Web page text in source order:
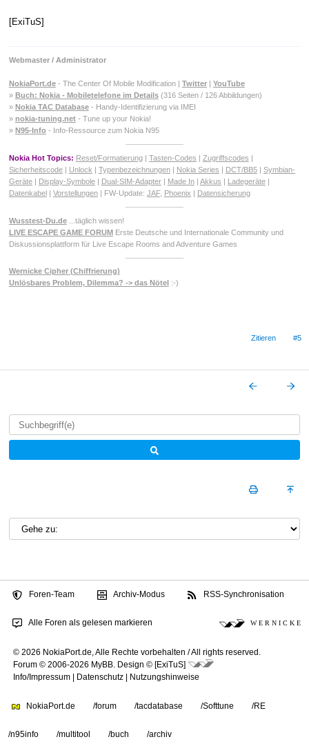
[ExiTuS]
Webmaster / Administrator
NokiaPort.de- The Center Of Mobile Modification | Twitter| YouTube
» Buch: Nokia - Mobiletelefone im Details(316 Seiten / 126 Abbildungen)
» Nokia TAC Database- Handy-Identifizierung via IMEI
» nokia-tuning.net- Tune up your Nokia!
» N95-Info - Info-Ressource zum Nokia N95
Nokia Hot Topics: Reset/Formatierung| Tasten-Codes | Zugriffscodes |
Sicherheitscode| Unlock | Typenbezeichnungen| Nokia Series | DCT/BB5| Symbian-
Geräte| Display-Symbole| Dual-SIM-Adapter| Made In| Akkus | Ladegeräte|
Datenkabel| Vorstellungen| FW-Update: JAF, Phoenix | Datensicherung
Wusstest-Du.de...täglich wissen!
LIVE ESCAPE GAME FORUMErste Deutsche und Internationale Community und
Diskussionsplattform für Live Escape Rooms and Adventure Games
Wernicke Cipher (Chiffrierung)
Unlösbares Problem, Dilemma? -> das Nötel :-)
Zitieren #5
Foren-Team Archiv-Modus RSS-Synchronisation
Alle Foren als gelesen markieren W E R N I C K E
© 2026 NokiaPort.de, Alle Rechte vorbehalten /All rights reserved.
Forum © 2006-2026 MyBB
Design © [ExiTuS]
Info/Impressum
Datenschutz Nutzungshinweise
NokiaPort.de /forum /tacdatabase /Softtune /RE
/n95info /multitool /buch /archiv